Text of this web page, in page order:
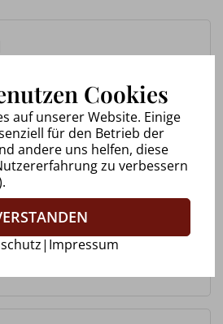
Bitter Immer freundlich und
es euch gibt 😊 was sich
gut wieder findet. Vor allem
beeindruckt hat war das ein
reviews
Cookies
auf unserer Website. Einige
für den Betrieb der
andere uns helfen, diese
zu verbessern
| Impressum